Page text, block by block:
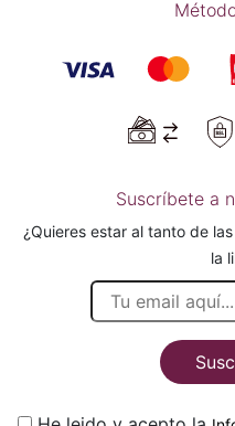
Suscríbete a
¿Quieres estar al tanto de
la